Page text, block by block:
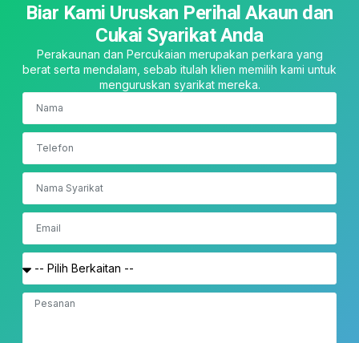
Biar Kami Uruskan Perihal Akaun dan
Cukai Syarikat Anda
Perakaunan dan Percukaian merupakan perkara yang
berat serta mendalam, sebab itulah klien memilih kami untuk
menguruskan syarikat mereka.